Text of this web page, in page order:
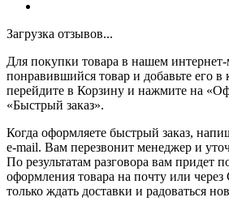
Загрузка отзывов...
Для покупки товара в нашем
понравившийся товар и добавьте его в
перейдите в Корзину и нажмите на
«Быстрый заказ».
Когда оформляете быстрый заказ,
e-mail. Вам перезвонит менеджер и
По результатам разговора вам придет
оформления товара на почту или
только ждать доставки и радоваться